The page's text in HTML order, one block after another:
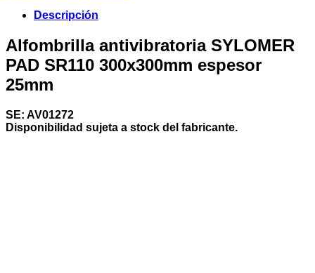
300x300mm
espesor
25mm
cantidad
Descripción
Alfombrilla antivibratoria SYLOMER
PAD SR110 300x300mm espesor
25mm
SE: AV01272
Disponibilidad sujeta a stock del fabricante.